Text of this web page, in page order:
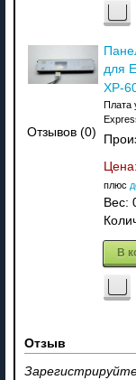
Отзывов (0)
для
XP-
Плата
Цена:
плюс
Вес:
В
Отзыв